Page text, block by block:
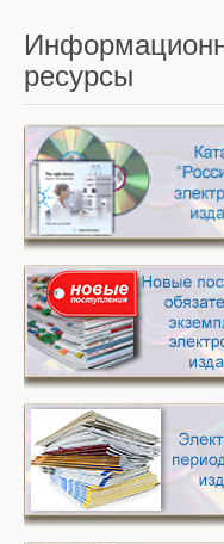
ресурсы